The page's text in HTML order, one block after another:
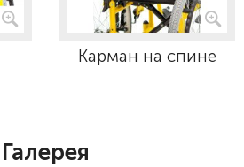
Карман на спине
Галерея